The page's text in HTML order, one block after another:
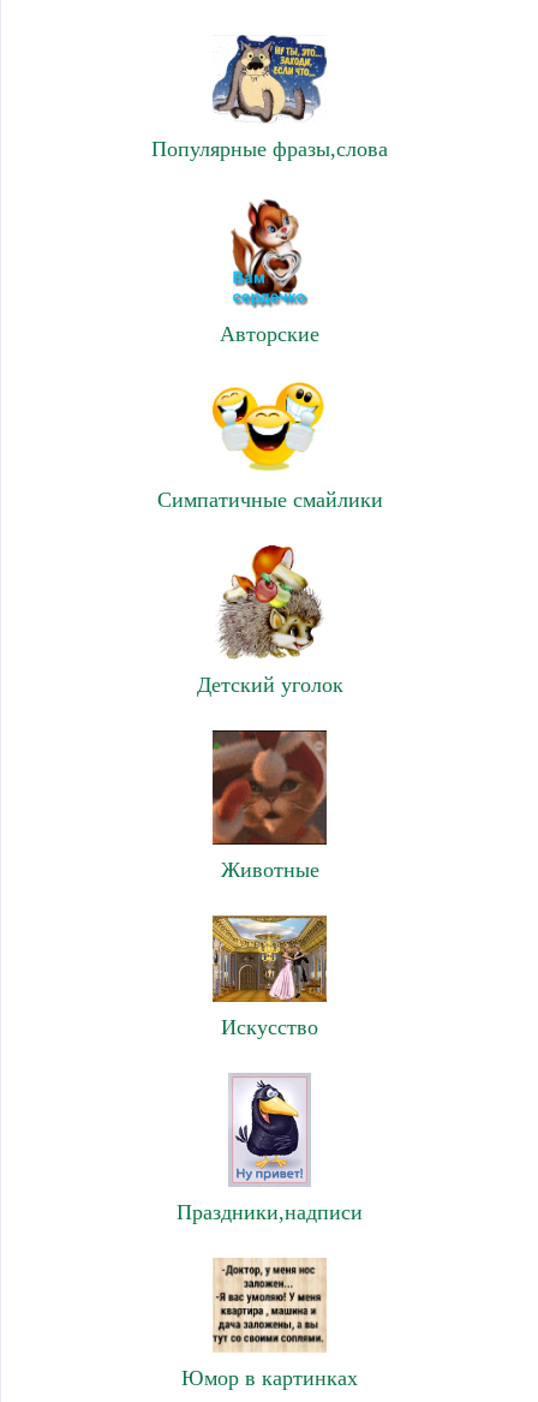
Популярные фразы,слова
Авторские
Симпатичные смайлики
Детский уголок
Животные
Искусство
Праздники,надписи
Юмор в картинках